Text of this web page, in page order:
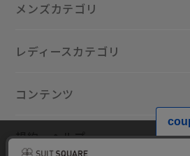
メンズカテゴリ
レディースカテゴリ
コンテンツ
規約・ヘルプ